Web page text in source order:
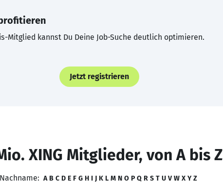
Mitglied kannst Du Deine Job-Suche deutlich optimieren.
Jetzt registrieren
XING Mitglieder, von A bis Z
Nachname: A B C D E F G H I J K L M N O P Q R S T U V W X Y Z